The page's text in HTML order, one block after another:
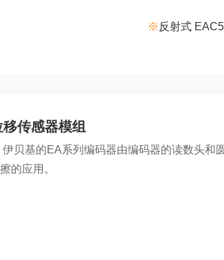
※ 反射式
传感器模组
贝基的EA系列编码器由编码器的读数头和
的应用。